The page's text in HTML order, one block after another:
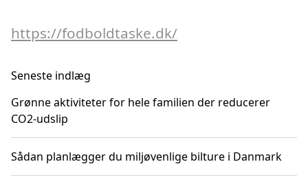
https://fodboldtaske.dk/
Seneste indlæg
Grønne aktiviteter for hele familien der reducerer
CO2-udslip
Sådan planlægger du miljøvenlige bilture i Danmark